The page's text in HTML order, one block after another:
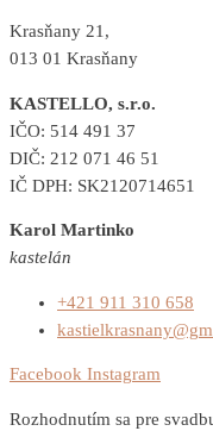
Krasňany 21,
013 01 Krasňany
KASTELLO, s.r.o.
IČO: 514 491 37
DIČ: 212 071 46 51
IČ DPH: SK2120714651
Karol Martinko
kastelán
+421 911 310 658
Facebook Instagram
Rozhodnutím sa pre